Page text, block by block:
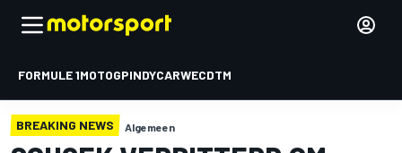
FORMULE 1MOTOGPINDYCARWECDTM
BREAKING NEWS Algemeen